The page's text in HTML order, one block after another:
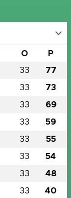
O P
33 77
33 73
33 69
33 59
33 55
33 54
33 48
33 40